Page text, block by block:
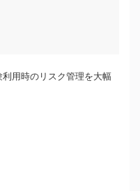
用時のリスク管理を大幅